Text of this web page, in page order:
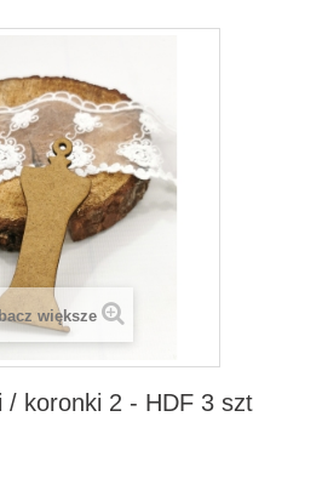
większe
/ koronki 2 - HDF 3 szt